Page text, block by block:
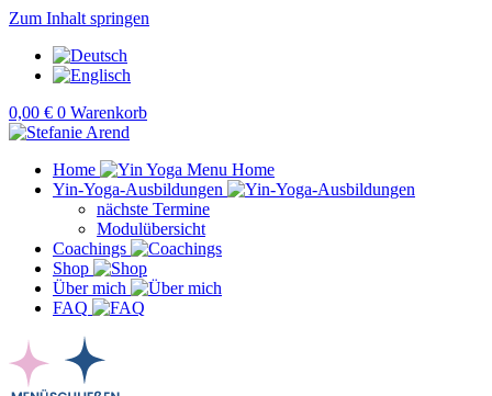
Zum Inhalt springen
0,00 € 0 Warenkorb
Home
Yin-Yoga-Ausbildungen
nächste Termine
Modulübersicht
Coachings
Shop
Über mich
FAQ